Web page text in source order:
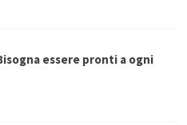
essere pronti a ogni